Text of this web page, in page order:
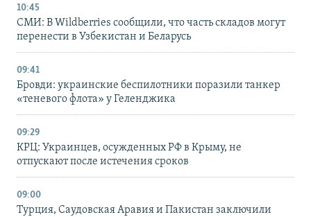
10:45
СМИ: В Wildberries сообщили, что часть складов могут
перенести в Узбекистан и Беларусь
09:41
Бровди: украинские беспилотники поразили танкер
«теневого флота» у Геленджика
09:29
КРЦ: Украинцев, осужденных РФ в Крыму, не
отпускают после истечения сроков
09:00
Турция, Саудовская Аравия и Пакистан заключили